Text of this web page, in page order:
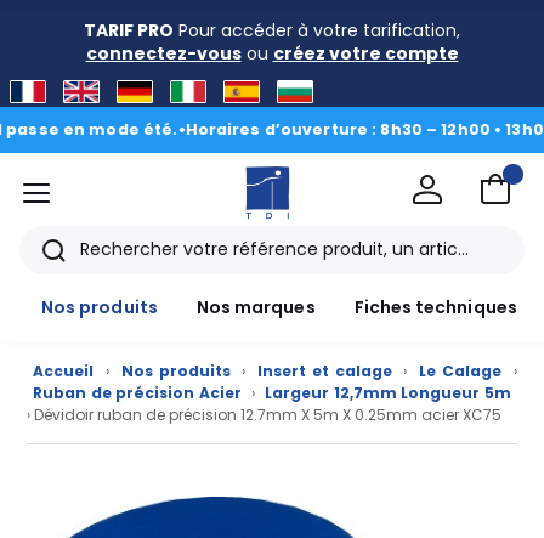
TARIF PRO Pour accéder à votre tarification,
connectez-vousou créez votre compte
en mode été.•Horaires d’ouverture : 8h30 – 12h00 • 13h00 -
menu
Rechercher
Nos produits
Nos marques Fiches techniques
Accueil › Nos produits › Insert et calage › Le Calage
›
Ruban de précision Acier › Largeur 12,7mm Longueur 5m
› Dévidoir ruban de précision 12.7mm X 5m X 0.25mm acier XC75